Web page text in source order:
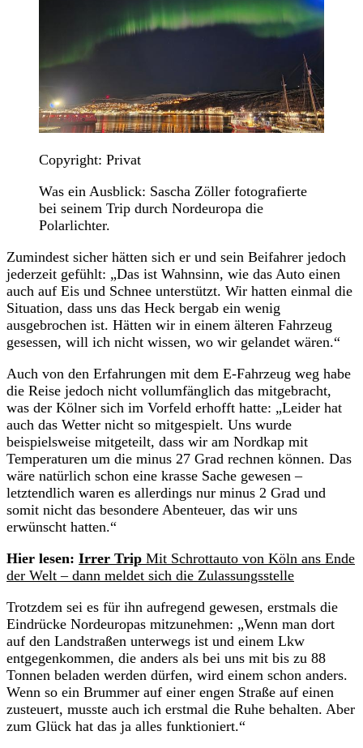
Copyright: Privat
Was ein Ausblick: Sascha Zöller fotografierte
bei seinem Trip durch Nordeuropa die
Polarlichter.
Zumindest sicher hätten sich er und sein Beifahrer jedoch
jederzeit gefühlt: „Das ist Wahnsinn, wie das Auto einen
auch auf Eis und Schnee unterstützt. Wir hatten einmal die
Situation, dass uns das Heck bergab ein wenig
ausgebrochen ist. Hätten wir in einem älteren Fahrzeug
gesessen, will ich nicht wissen, wo wir gelandet wären.“
Auch von den Erfahrungen mit dem E-Fahrzeug weg habe
die Reise jedoch nicht vollumfänglich das mitgebracht,
was der Kölner sich im Vorfeld erhofft hatte: „Leider hat
auch das Wetter nicht so mitgespielt. Uns wurde
beispielsweise mitgeteilt, dass wir am Nordkap mit
Temperaturen um die minus 27 Grad rechnen können. Das
wäre natürlich schon eine krasse Sache gewesen –
letztendlich waren es allerdings nur minus 2 Grad und
somit nicht das besondere Abenteuer, das wir uns
erwünscht hatten.“
Hier lesen: Irrer Trip Mit Schrottauto von Köln ans Ende
der Welt – dann meldet sich die Zulassungsstelle
Trotzdem sei es für ihn aufregend gewesen, erstmals die
Eindrücke Nordeuropas mitzunehmen: „Wenn man dort
auf den Landstraßen unterwegs ist und einem Lkw
entgegenkommen, die anders als bei uns mit bis zu 88
Tonnen beladen werden dürfen, wird einem schon anders.
Wenn so ein Brummer auf einer engen Straße auf einen
zusteuert, musste auch ich erstmal die Ruhe behalten. Aber
zum Glück hat das ja alles funktioniert.“